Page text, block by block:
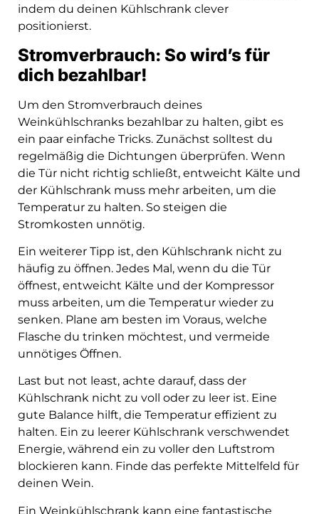
indem du deinen Kühlschrank clever
positionierst.
Stromverbrauch: So wird’s für
dich bezahlbar!
Um den Stromverbrauch deines
Weinkühlschranks bezahlbar zu halten, gibt es
ein paar einfache Tricks. Zunächst solltest du
regelmäßig die Dichtungen überprüfen. Wenn
die Tür nicht richtig schließt, entweicht Kälte und
der Kühlschrank muss mehr arbeiten, um die
Temperatur zu halten. So steigen die
Stromkosten unnötig.
Ein weiterer Tipp ist, den Kühlschrank nicht zu
häufig zu öffnen. Jedes Mal, wenn du die Tür
öffnest, entweicht Kälte und der Kompressor
muss arbeiten, um die Temperatur wieder zu
senken. Plane am besten im Voraus, welche
Flasche du trinken möchtest, und vermeide
unnötiges Öffnen.
Last but not least, achte darauf, dass der
Kühlschrank nicht zu voll oder zu leer ist. Eine
gute Balance hilft, die Temperatur effizient zu
halten. Ein zu leerer Kühlschrank verschwendet
Energie, während ein zu voller den Luftstrom
blockieren kann. Finde das perfekte Mittelfeld für
deinen Wein.
Ein Weinkühlschrank kann eine fantastische